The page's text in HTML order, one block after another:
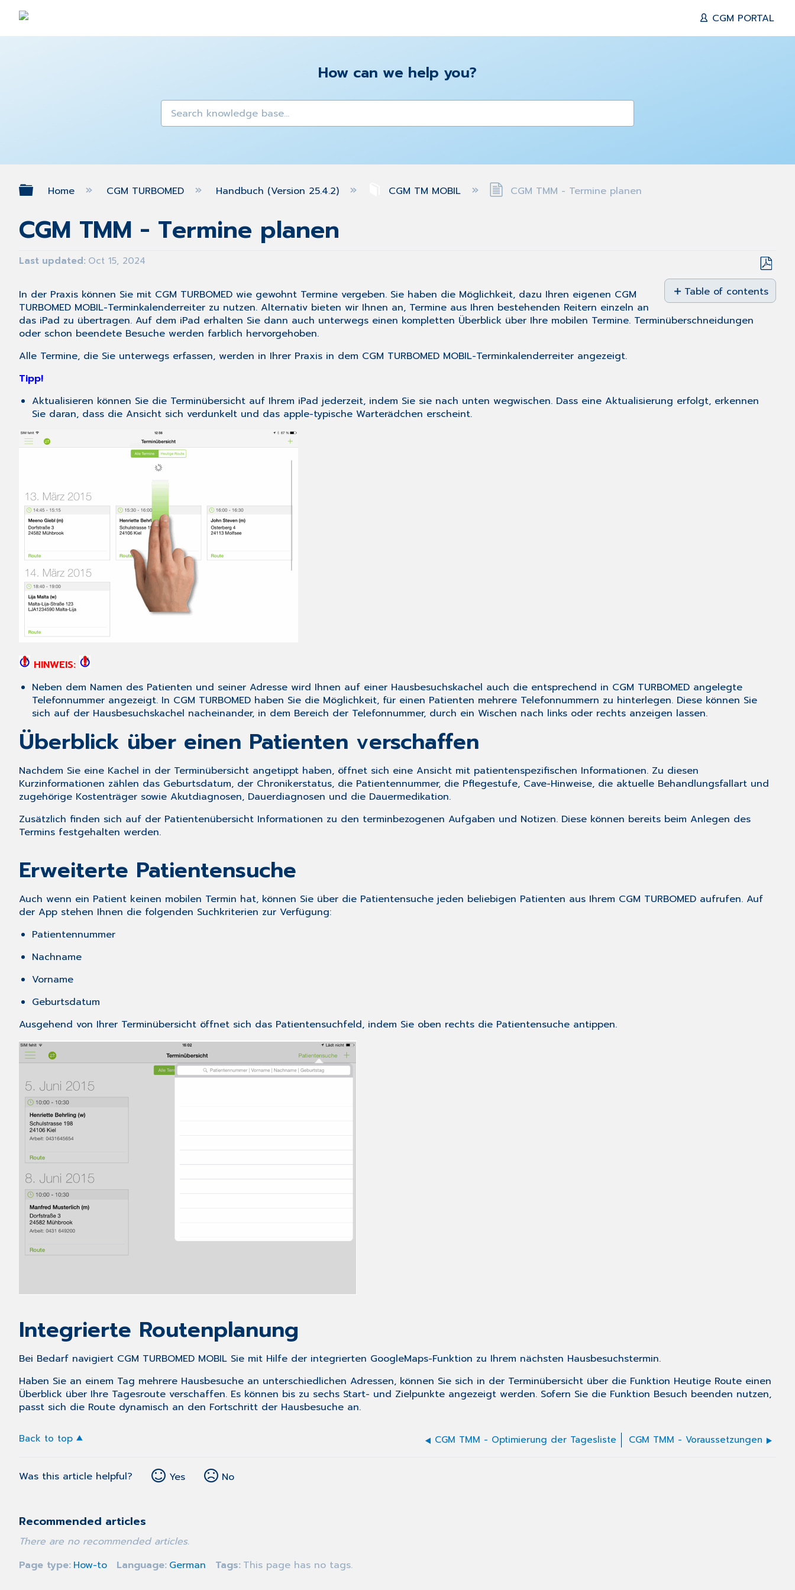
CGM PORTAL
How can we help you?
Expand/collapse global hierarchy
Home CGM TURBOMED Handbuch (Version 25.4.2) CGM TM MOBIL CGM TMM - Termine planen
CGM TMM - Termine planen
Last updated Oct 15, 2024
Save
as
PDF
Table of contents
über
Integrierte
In der Praxis können Sie mit CGM TURBOMED wie gewohnt Termine vergeben. Sie haben die Möglichkeit, dazu Ihren eigenen CGM
TURBOMED MOBIL-Terminkalenderreiter zu nutzen. Alternativ bieten wir Ihnen an, Termine aus Ihren bestehenden Reitern einzeln an
das iPad zu übertragen. Auf dem iPad erhalten Sie dann auch unterwegs einen kompletten Überblick über Ihre mobilen Termine. Terminüberschneidungen
oder schon beendete Besuche werden farblich hervorgehoben.
Alle Termine, die Sie unterwegs erfassen, werden in Ihrer Praxis in dem CGM TURBOMED MOBIL-Terminkalenderreiter angezeigt.
Tipp!
Aktualisieren können Sie die Terminübersicht auf Ihrem iPad jederzeit, indem Sie sie nach unten wegwischen. Dass eine Aktualisierung erfolgt, erkennen
Sie daran, dass die Ansicht sich verdunkelt und das apple-typische Warterädchen erscheint.
HINWEIS:
Neben dem Namen des Patienten und seiner Adresse wird Ihnen auf einer Hausbesuchskachel auch die entsprechend in CGM TURBOMED angelegte
Telefonnummer angezeigt. In CGM TURBOMED haben Sie die Möglichkeit, für einen Patienten mehrere Telefonnummern zu hinterlegen. Diese können Sie
sich auf der Hausbesuchskachel nacheinander, in dem Bereich der Telefonnummer, durch ein Wischen nach links oder rechts anzeigen lassen.
Überblick über einen Patienten verschaffen
Nachdem Sie eine Kachel in der Terminübersicht angetippt haben, öffnet sich eine Ansicht mit patientenspezifischen Informationen. Zu diesen
Kurzinformationen zählen das Geburtsdatum, der Chronikerstatus, die Patientennummer, die Pflegestufe, Cave-Hinweise, die aktuelle Behandlungsfallart und
zugehörige Kostenträger sowie Akutdiagnosen, Dauerdiagnosen und die Dauermedikation.
Zusätzlich finden sich auf der Patientenübersicht Informationen zu den terminbezogenen Aufgaben und Notizen. Diese können bereits beim Anlegen des
Termins festgehalten werden.
Erweiterte Patientensuche
Auch wenn ein Patient keinen mobilen Termin hat, können Sie über die Patientensuche jeden beliebigen Patienten aus Ihrem CGM TURBOMED aufrufen. Auf
der App stehen Ihnen die folgenden Suchkriterien zur Verfügung:
Patientennummer
Nachname
Vorname
Geburtsdatum
Ausgehend von Ihrer Terminübersicht öffnet sich das Patientensuchfeld, indem Sie oben rechts die Patientensuche antippen.
Integrierte Routenplanung
Bei Bedarf navigiert CGM TURBOMED MOBIL Sie mit Hilfe der integrierten GoogleMaps-Funktion zu Ihrem nächsten Hausbesuchstermin.
Haben Sie an einem Tag mehrere Hausbesuche an unterschiedlichen Adressen, können Sie sich in der Terminübersicht über die Funktion Heutige Route einen
Überblick über Ihre Tagesroute verschaffen. Es können bis zu sechs Start- und Zielpunkte angezeigt werden. Sofern Sie die Funktion Besuch beenden nutzen,
passt sich die Route dynamisch an den Fortschritt der Hausbesuche an.
Back to top CGM TMM - Optimierung der Tagesliste CGM TMM - Voraussetzungen
Was this article helpful? Yes No
Recommended articles
There are no recommended articles.
Page type How-to Language German Tags This page has no tags.